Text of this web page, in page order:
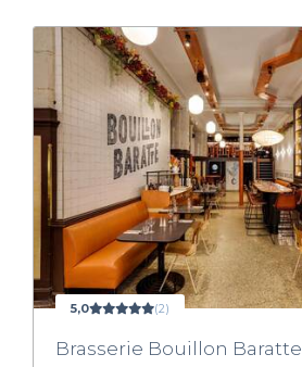
5,0 (2)
Brasserie Bouillon Baratte